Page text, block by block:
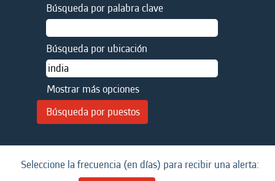
Búsqueda por palabra clave
Búsqueda por ubicación
Mostrar más opciones
Seleccione la frecuencia (en días) para recibir una alerta: